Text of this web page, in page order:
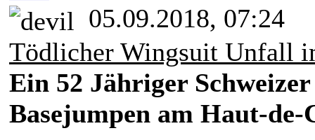
05.09.2018, 07:24
Tödlicher Wingsuit Unfall
Ein 52 Jähriger
Basejumpen am Haut-de-